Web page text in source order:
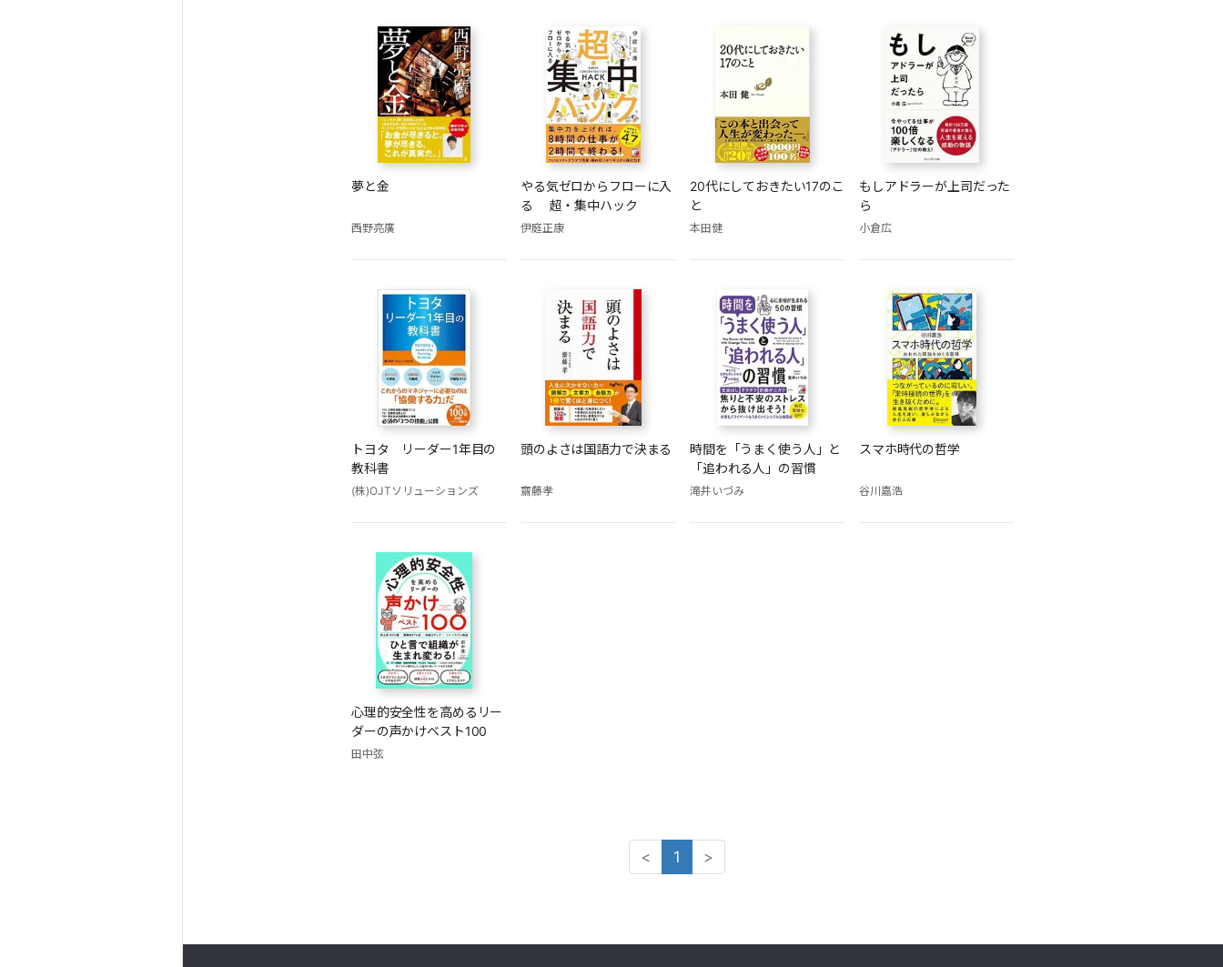
夢と金
西野亮廣
やる気ゼロからフローに入
る 超・集中ハック
伊庭正康
20代にしておきたい17のこ
と
本田健
もしアドラーが上司だった
ら
小倉広
トヨタ リーダー1年目の
教科書
(株)OJTソリューションズ
頭のよさは国語力で決まる
齋藤孝
時間を「うまく使う人」と
「追われる人」の習慣
滝井いづみ
スマホ時代の哲学
谷川嘉浩
心理的安全性を高めるリー
ダーの声かけベスト100
田中弦
< 1 >